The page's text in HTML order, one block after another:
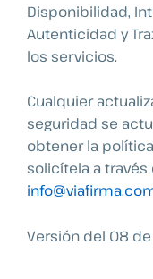
Disponibilidad,
Autenticidad y
los servicios.
Cualquier
seguridad se
obtener la
solicítela a
Versión del 08